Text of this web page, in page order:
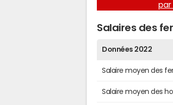
par
Salaires des
Données 2022
Salaire moyen des
Salaire moyen des